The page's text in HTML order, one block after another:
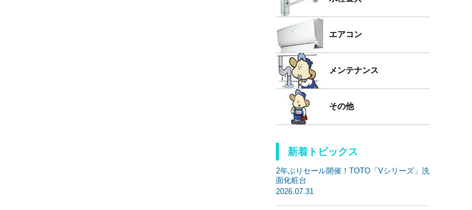
エアコン
メンテナンス
その他
新着トピックス
2年ぶりセール開催！TOTO「Vシリーズ」洗
面化粧台
2026.07.31